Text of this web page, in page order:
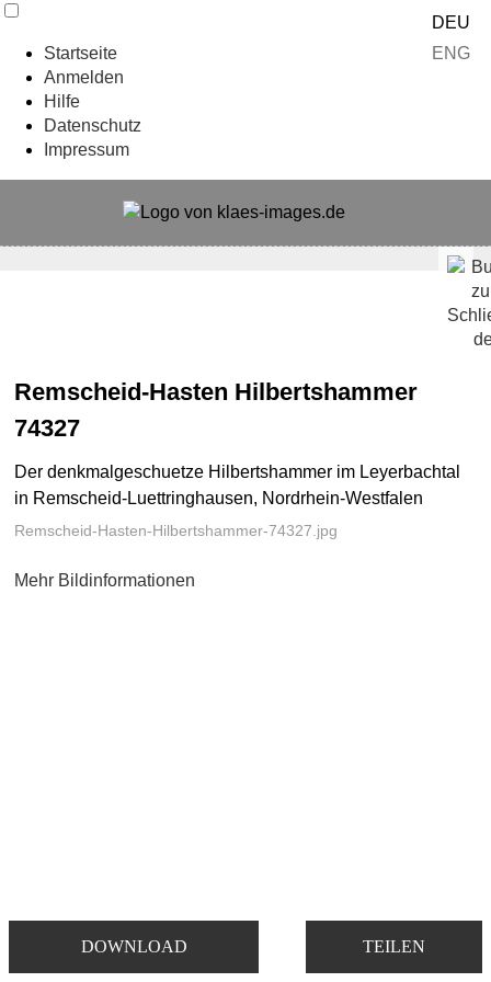
Startseite
Anmelden
Hilfe
Datenschutz
Impressum
DEU
ENG
DOWNLOAD TEILEN
Remscheid-Hasten Hilbertshammer
74327
Der denkmalgeschuetze Hilbertshammer im Leyerbachtal
in Remscheid-Luettringhausen, Nordrhein-Westfalen
Remscheid-Hasten-Hilbertshammer-74327.jpg
Mehr Bildinformationen